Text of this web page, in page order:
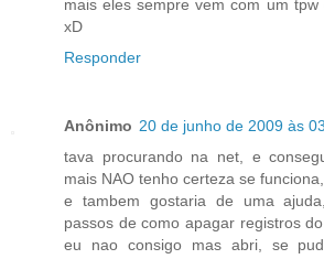
mais eles sempre vem com um
xD
Responder
Anônimo 20 de junho de 2009 às
tava procurando na net, e
mais NAO tenho certeza se funciona,
e tambem gostaria de uma
passos de como apagar registros
eu nao consigo mas abri, se